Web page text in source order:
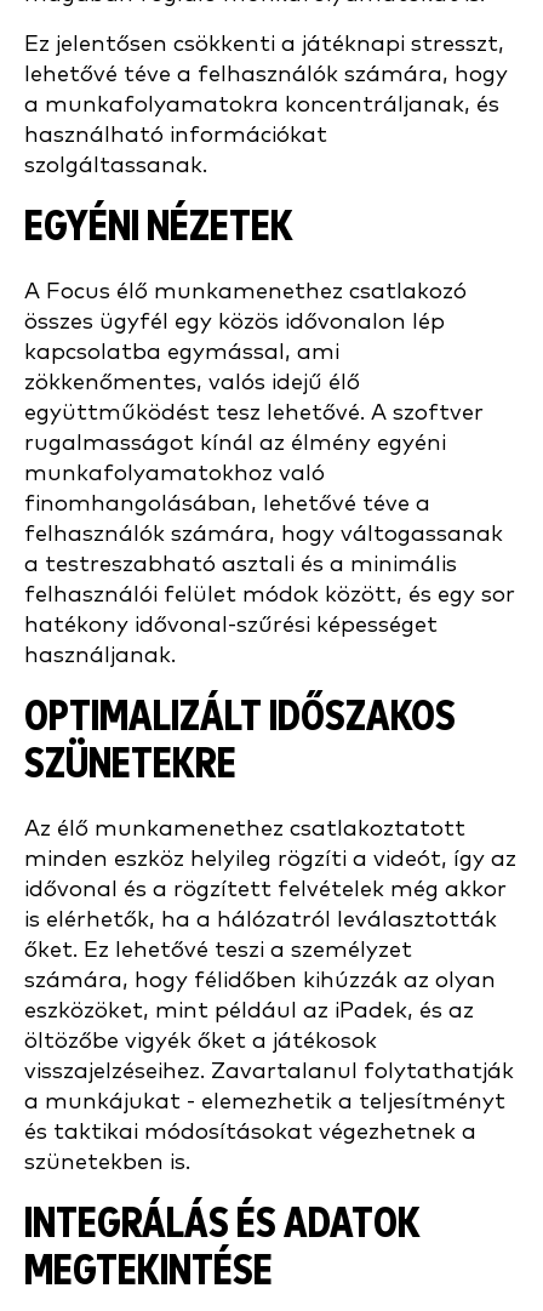
Ez jelentősen csökkenti a játéknapi stresszt,
lehetővé téve a felhasználók számára, hogy
a munkafolyamatokra koncentráljanak, és
használható információkat
szolgáltassanak.
EGYÉNI NÉZETEK
A Focus élő munkamenethez csatlakozó
összes ügyfél egy közös idővonalon lép
kapcsolatba egymással, ami
zökkenőmentes, valós idejű élő
együttműködést tesz lehetővé. A szoftver
rugalmasságot kínál az élmény egyéni
munkafolyamatokhoz való
finomhangolásában, lehetővé téve a
felhasználók számára, hogy váltogassanak
a testreszabható asztali és a minimális
felhasználói felület módok között, és egy sor
hatékony idővonal-szűrési képességet
használjanak.
OPTIMALIZÁLT IDŐSZAKOS
SZÜNETEKRE
Az élő munkamenethez csatlakoztatott
minden eszköz helyileg rögzíti a videót, így az
idővonal és a rögzített felvételek még akkor
is elérhetők, ha a hálózatról leválasztották
őket. Ez lehetővé teszi a személyzet
számára, hogy félidőben kihúzzák az olyan
eszközöket, mint például az iPadek, és az
öltözőbe vigyék őket a játékosok
visszajelzéseihez. Zavartalanul folytathatják
a munkájukat - elemezhetik a teljesítményt
és taktikai módosításokat végezhetnek a
szünetekben is.
INTEGRÁLÁS ÉS ADATOK
MEGTEKINTÉSE